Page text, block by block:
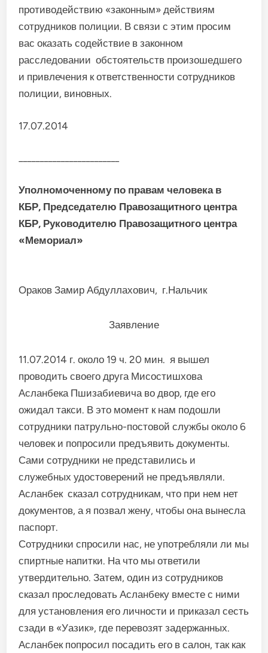
противодействию «законным» действиям
сотрудников полиции. В связи с этим просим
вас оказать содействие в законном
расследовании обстоятельств произошедшего
и привлечения к ответственности сотрудников
полиции, виновных.
17.07.2014
Уполномоченному по правамчеловека в
КБР, Председателю Правозащитного центра
КБР, Руководителю Правозащитного центра
«Мемориал»
Ораков Замир Абдуллахович, г.Нальчик
Заявление
11.07.2014 г. около 19 ч. 20 мин. я вышел
проводить своего друга Мисостишхова
Асланбека Пшизабиевича во двор, где его
ожидал такси. В это момент к нам подошли
сотрудники патрульно-постовой службы около 6
человек и попросили предъявить документы.
Сами сотрудники не представились и
служебных удостоверений не предъявляли.
Асланбек сказал сотрудникам, что при нем нет
документов, а я позвал жену, чтобы она вынесла
паспорт.
Сотрудники спросили нас, не употребляли ли мы
спиртные напитки. На что мы ответили
утвердительно. Затем, один из сотрудников
сказал проследовать Асланбеку вместе с ними
для установления его личности и приказал сесть
сзади в «Уазик», где перевозят задержанных.
Асланбек попросил посадить его в салон, так как